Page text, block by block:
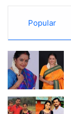
Popular